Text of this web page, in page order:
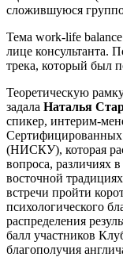
сложившуюся
Тема work-life
лице консультанта.
трека, который был
Теоретическую
задала Наталья
спикер, интерим-
Сертифицированных
(НИСКУ), которая
вопроса, различиях
восточной
встречи пройти
психологического
распределения
балл участников
благополучия